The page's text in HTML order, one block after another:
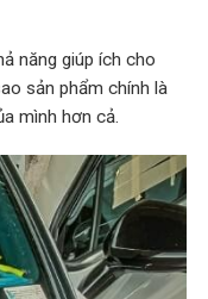
năng giúp ích cho
sản phẩm chính là
mình hơn cả.